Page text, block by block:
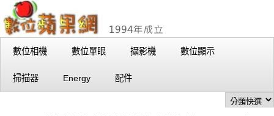
數位相機 數位單眼 攝影機 數位顯示
掃描器 Energy 配件